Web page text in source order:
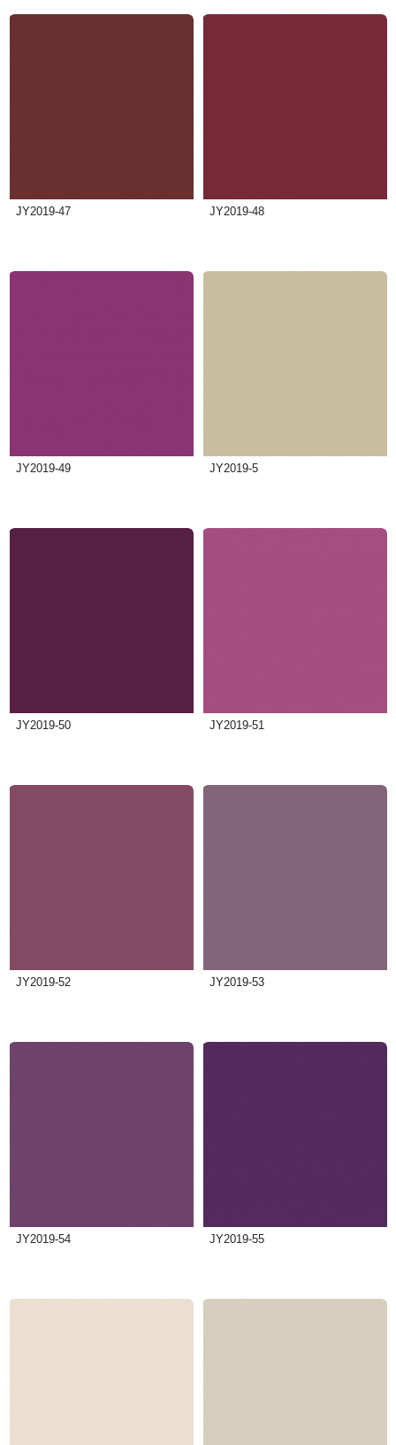
JY2019-47 JY2019-48
JY2019-49 JY2019-5
JY2019-50 JY2019-51
JY2019-52 JY2019-53
JY2019-54 JY2019-55